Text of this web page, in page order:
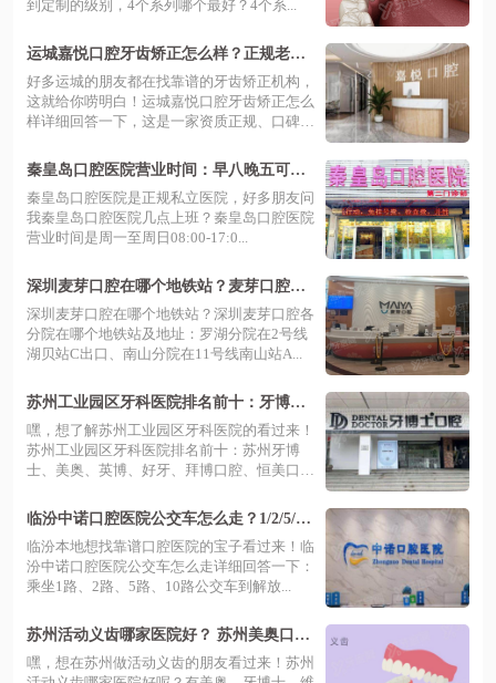
到定制的级别，4个系列哪个最好？4个系...
运城嘉悦口腔牙齿矫正怎么样？正规老牌
牙医坐诊实力强，金属矫正6880元起、隐
形矫治16800元起
好多运城的朋友都在找靠谱的牙齿矫正机构，
这就给你唠明白！运城嘉悦口腔牙齿矫正怎么
样详细回答一下，这是一家资质正规、口碑
秦皇岛口腔医院营业时间：早八晚五可
约，秦皇岛口腔医院地址电话+价目表
秦皇岛口腔医院是正规私立医院，好多朋友问
我秦皇岛口腔医院几点上班？秦皇岛口腔医院
营业时间是周一至周日08:00-17:0...
深圳麦芽口腔在哪个地铁站？麦芽口腔地
铁站+地址路线+电话号码+预约挂号
深圳麦芽口腔在哪个地铁站？深圳麦芽口腔各
分院在哪个地铁站及地址：罗湖分院在2号线
湖贝站C出口、南山分院在11号线南山站A...
苏州工业园区牙科医院排名前十：牙博士
口腔/美奥口腔/英博口腔/好牙口腔等医院
上榜
嘿，想了解苏州工业园区牙科医院的看过来！
苏州工业园区牙科医院排名前十：苏州牙博
士、美奥、英博、好牙、拜博口腔、恒美口腔
临汾中诺口腔医院公交车怎么走？1/2/5/10
路解放路站即达，建议提前预约提升就诊
效率
临汾本地想找靠谱口腔医院的宝子看过来！临
汾中诺口腔医院公交车怎么走详细回答一下：
乘坐1路、2路、5路、10路公交车到解放...
苏州活动义齿哪家医院好？ 苏州美奥口腔|
苏州牙博士口腔|苏州中喜口腔医院排名前
三
嘿，想在苏州做活动义齿的朋友看过来！苏州